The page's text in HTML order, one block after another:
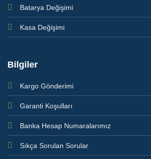
Batarya Değişimi
Kasa Değişimi
Bilgiler
Kargo Gönderimi
Garanti Koşulları
Banka Hesap Numaralarımız
Sıkça Sorulan Sorular